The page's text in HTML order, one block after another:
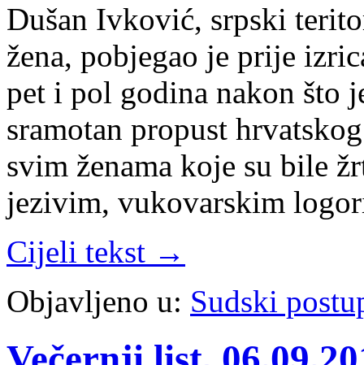
Dušan Ivković, srpski
žena, pobjegao je prije
pet i pol godina nakon što
sramotan propust
svim ženama koje su bile
jezivim, vukovarskim
Cijeli tekst →
Objavljeno u: Sudski